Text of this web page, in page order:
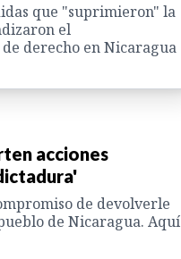
que "suprimieron" la
el
derecho en Nicaragua
acciones
de devolverle
de Nicaragua. Aquí